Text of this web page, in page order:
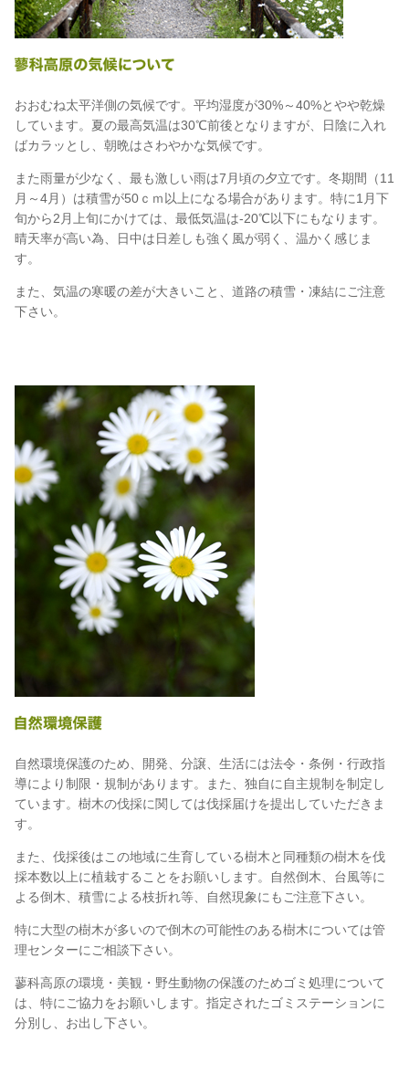
おおむね太平洋側の気候です。平均湿度が30%～40%とやや乾燥
しています。夏の最高気温は30℃前後となりますが、日陰に入れ
ばカラッとし、朝晩はさわやかな気候です。
また雨量が少なく、最も激しい雨は7月頃の夕立です。冬期間（11
月～4月）は積雪が50ｃｍ以上になる場合があります。特に1月下
旬から2月上旬にかけては、最低気温は-20℃以下にもなります。
晴天率が高い為、日中は日差しも強く風が弱く、温かく感じま
す。
また、気温の寒暖の差が大きいこと、道路の積雪・凍結にご注意
下さい。
自然環境保護のため、開発、分譲、生活には法令・条例・行政指
導により制限・規制があります。また、独自に自主規制を制定し
ています。樹木の伐採に関しては伐採届けを提出していただきま
す。
また、伐採後はこの地域に生育している樹木と同種類の樹木を伐
採本数以上に植栽することをお願いします。自然倒木、台風等に
よる倒木、積雪による枝折れ等、自然現象にもご注意下さい。
特に大型の樹木が多いので倒木の可能性のある樹木については管
理センターにご相談下さい。
蓼科高原の環境・美観・野生動物の保護のためゴミ処理について
は、特にご協力をお願いします。指定されたゴミステーションに
分別し、お出し下さい。